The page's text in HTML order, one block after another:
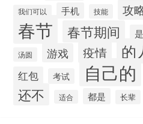
我们可以 手机 技能 攻
春节 春节期间
汤圆 游戏 疫情 的
红包 考试 自己的
还不 适合 都是 长辈